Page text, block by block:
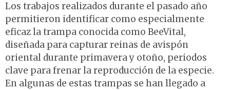
Los trabajos realizados durante el pasado año
permitieron identificar como especialmente
eficaz la trampa conocida como BeeVital,
diseñada para capturar reinas de avispón
oriental durante primavera y otoño, periodos
clave para frenar la reproducción de la especie.
En algunas de estas trampas se han llegado a